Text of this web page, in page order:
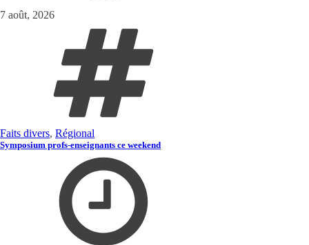
7 août, 2026
Faits divers, Régional
Symposium profs-enseignants ce weekend